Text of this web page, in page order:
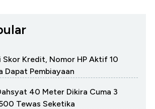
Skor Kredit, Nomor HP Aktif 10
Dapat Pembiayaan
40 Meter Dikira Cuma 3
Tewas Seketika